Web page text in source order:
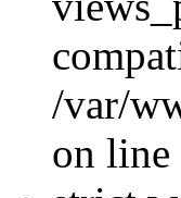
/var/
on line